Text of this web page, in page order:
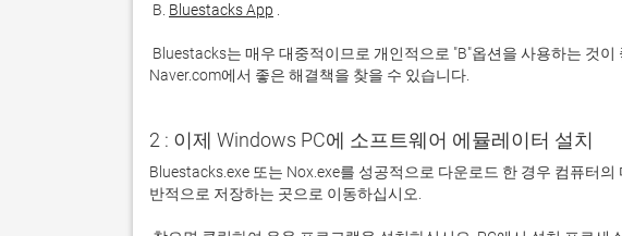
B. Bluestacks App
Naver.com에서 좋은 해결책을 찾을 수 있습니다.
2 : 이제 Windows PC에 소프트웨어 에뮬레이터 설치
Bluestacks.exe 또는 Nox.exe를 성공적으로 다운로드 한 경우 컴퓨터